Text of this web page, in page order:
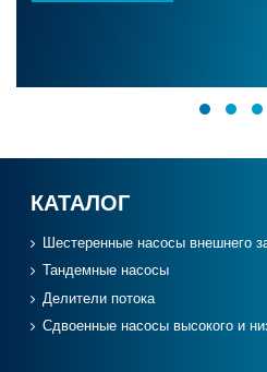
КАТАЛОГ
Шестеренные насосы внешнего
Тандемные насосы
Делители потока
Сдвоенные насосы высокого и